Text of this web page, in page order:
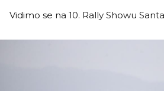
Vidimo se na 10. Rally Showu